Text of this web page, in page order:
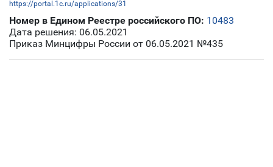
https://portal.1c.ru/applications/31
Номер в Едином Реестре российского ПО: 10483
Дата решения: 06.05.2021
Приказ Минцифры России от 06.05.2021 №435